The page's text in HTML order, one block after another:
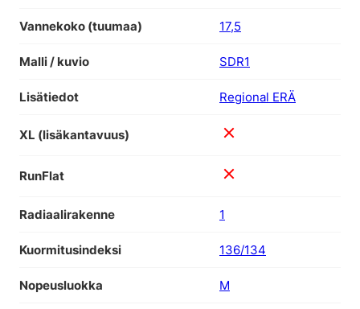
Vannekoko (tuumaa) 17,5
Malli / kuvio SDR1
Lisätiedot Regional ERÄ
XL (lisäkantavuus)
RunFlat
Radiaalirakenne 1
Kuormitusindeksi 136/134
Nopeusluokka M